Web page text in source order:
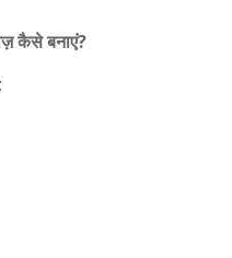
कैसे बनाएं?